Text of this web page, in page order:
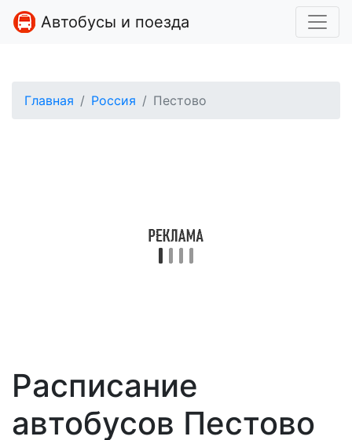
Автобусы и поезда
Главная Россия Пестово
Расписание
автобусов Пестово